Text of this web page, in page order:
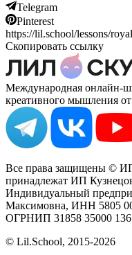
Telegram
Pinterest
https://lil.school/lessons/royal
Скопировать ссылку
Международная онлайн-
креативного мышления от
Все права защищены ©
принадлежат ИП
Индивидуальный
Максимовна, ИНН 5805
ОГРНИП 31858 35000
© Lil.School, 2015‐2026